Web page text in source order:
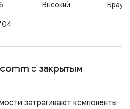
Высокий
с закрытым
затрагивают компоненты